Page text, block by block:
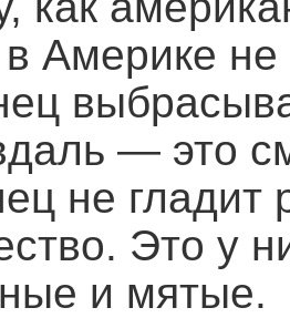
в Америке
— это
не гладит
Это у
и мятые.